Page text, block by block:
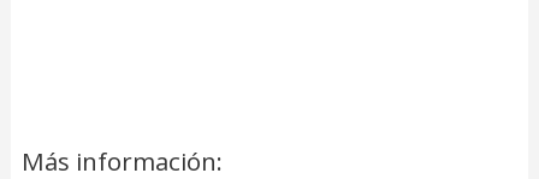
Más información: